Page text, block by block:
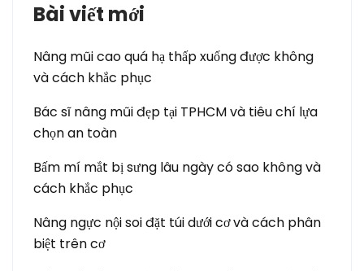
Bài viết mới
Nâng mũi cao quá hạ thấp xuống được không
và cách khắc phục
Bác sĩ nâng mũi đẹp tại TPHCM và tiêu chí lựa
chọn an toàn
Bấm mí mắt bị sưng lâu ngày có sao không và
cách khắc phục
Nâng ngực nội soi đặt túi dưới cơ và cách phân
biệt trên cơ